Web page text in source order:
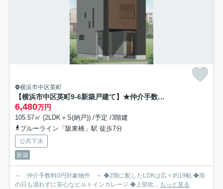
横浜市中区英町
【横浜市中区英町9-6新築戸建て】★仲介手数料無料★（東小学校・老松中学校）
6,480万円
105.57㎡ (2LDK＋S(納戸)) /予定 /3階建
ブルーライン「阪東橋」駅 徒歩7分
公共下水
新築
～ 仲介手数料0円対象物件 ～ ◆2階に配したLDKは広々約19帖 ◆雨
の日も濡れずに安心なビルトインガレージ ◆上部吹... もっと見る